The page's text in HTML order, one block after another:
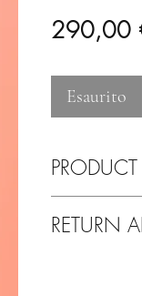
290,00
Esaurito
RETURN